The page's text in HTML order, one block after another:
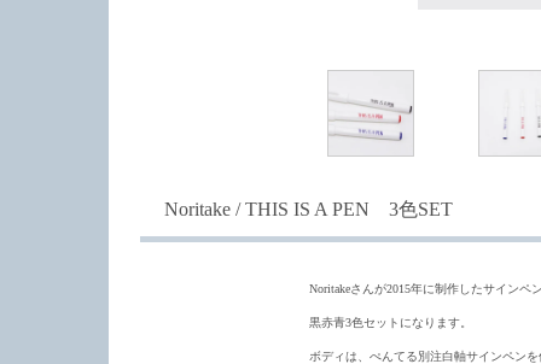
Noritake / THIS IS A PEN 3色SET
Noritakeさんが2015年に制作したサインペ
黒赤青3色セットになります。
ボディは、ぺんてる別注白軸サインペンを